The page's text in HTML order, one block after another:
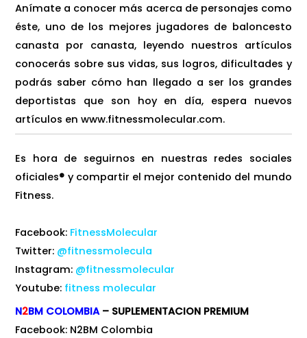
Anímate a conocer más acerca de personajes como
éste, uno de los mejores jugadores de baloncesto
canasta por canasta, leyendo nuestros artículos
conocerás sobre sus vidas, sus logros, dificultades y
podrás saber cómo han llegado a ser los grandes
deportistas que son hoy en día, espera nuevos
artículos en www.fitnessmolecular.com.
Es hora de seguirnos en nuestras redes sociales
oficiales® y compartir el mejor contenido del mundo
Fitness.
Facebook: FitnessMolecular
Twitter: @fitnessmolecula
Instagram: @fitnessmolecular
Youtube: fitness molecular
N2BM COLOMBIA– SUPLEMENTACION PREMIUM
Facebook: N2BM Colombia